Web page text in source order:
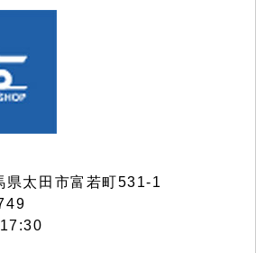
太田市富若町531-1